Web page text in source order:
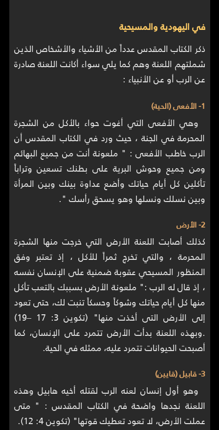
في اليهودية والمسيحية
ذكر الكتاب المقدس عدداً من الأشياء والأشخاص الذين
شملتهم اللعنة وهم كما يلي سواء أكانت اللعنة صادرة
عن الرب أو عن الأنبياء :
1- الأفعى (الحية)
وهي الأفعى التي أغوت حواء بالأكل من الشجرة
المحرمة في الجنة ، حيث ورد في الكتاب المقدس أن
الرب خاطب الأفعى : " ملعونة أنت من جميع البهائم
ومن جميع وحوش البرية على بطنك تسعين وتراباً
تأكلين كل أيام حياتك وأضع عداوة بينك وبين المرأة
وبين نسلك ونسلها وهو يسحق رأسك ".
2- الأرض
كذلك أصابت اللعنة الأرض التي خرجت منها الشجرة
المحرمة ، والتي تخرج ثمراً للأكل ، إذ تعتبر وفق
المنظور المسيحي عقوبة ضمنية على الإنسان نفسه
، إذ قال له الرب :" ملعونة الأرض بسببك بالتعب تأكل
منها كل أيام حياتك وشوكاً وحسكاً تنبت لك، حتى تعود
إلى الأرض التى أخذت منها" (تكوين 3: 17 –19)
.وبهذه اللعنة بدأت الأرض تتمرد على الإنسان، كما
أصبحت الحيوانات تتمرد عليه، ممثله في الحية.
3- قابيل (قايين)
وهو أول إنسان لعنه الرب لقتله أخيه هابيل وهذه
اللعنة نجدها واضحة في الكتاب المقدس : " متى
عملت الأرض، لا تعود تعطيك قوتها" (تكوين 4: 12).